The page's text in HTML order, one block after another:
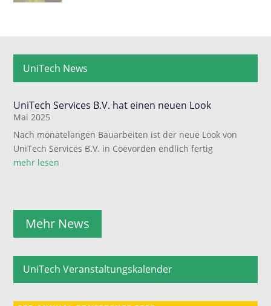
UniTech News
UniTech Services B.V. hat einen neuen Look
Mai 2025
Nach monatelangen Bauarbeiten ist der neue Look von
UniTech Services B.V. in Coevorden endlich fertig
mehr lesen
Mehr News
UniTech Veranstaltungskalender